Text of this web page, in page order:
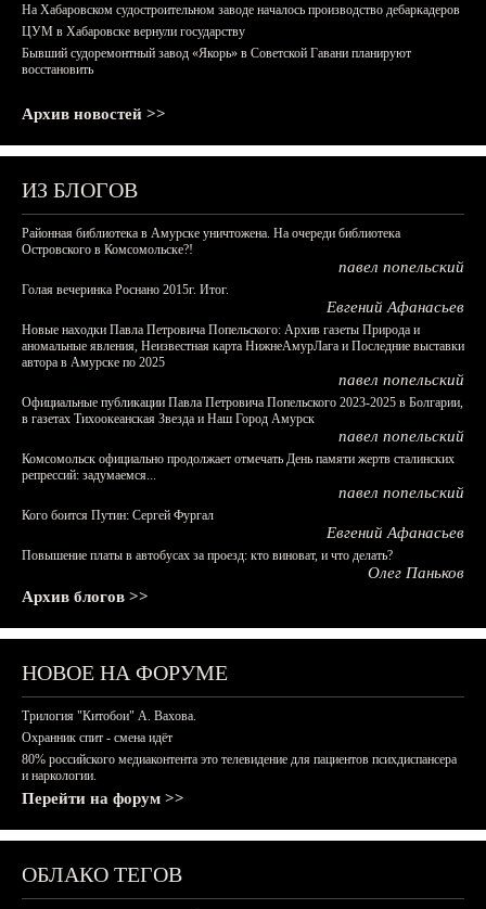
На Хабаровском судостроительном заводе началось производство дебаркадеров
ЦУМ в Хабаровске вернули государству
Бывший судоремонтный завод «Якорь» в Советской Гавани планируют
восстановить
Архив новостей >>
ИЗ БЛОГОВ
Районная библиотека в Амурске уничтожена. На очереди библиотека
Островского в Комсомольске?!
павел попельский
Голая вечеринка Роснано 2015г. Итог.
Евгений Афанасьев
Новые находки Павла Петровича Попельского: Архив газеты Природа и
аномальные явления, Неизвестная карта НижнеАмурЛага и Последние выставки
автора в Амурске по 2025
павел попельский
Официальные публикации Павла Петровича Попельского 2023-2025 в Болгарии,
в газетах Тихоокеанская Звезда и Наш Город Амурск
павел попельский
Комсомольск официально продолжает отмечать День памяти жертв сталинских
репрессий: задумаемся...
павел попельский
Кого боится Путин: Сергей Фургал
Евгений Афанасьев
Повышение платы в автобусах за проезд: кто виноват, и что делать?
Олег Паньков
Архив блогов >>
НОВОЕ НА ФОРУМЕ
Трилогия "Китобои" А. Вахова.
Охранник спит - смена идёт
80% российского медиаконтента это телевидение для пациентов психдиспансера
и наркологии.
Перейти на форум >>
ОБЛАКО ТЕГОВ